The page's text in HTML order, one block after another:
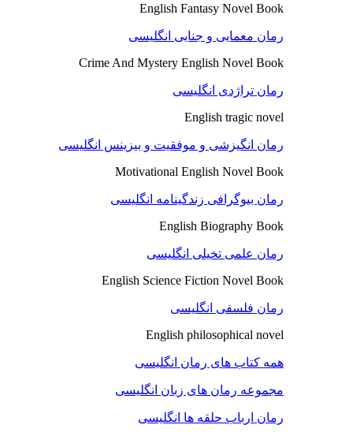
English Fantasy Novel Book
رمان معمایی و جنایی انگلیسی
Crime And Mystery English Novel Book
رمان تراژدی انگلیسی
English tragic novel
رمان انگیزشی و موفقیت و بیزینس انگلیسی
Motivational English Novel Book
رمان بیوگرافی زندگینامه انگلیسی
English Biography Book
رمان علمی تخیلی انگلیسی
English Science Fiction Novel Book
رمان فلسفی انگلیسی
English philosophical novel
همه کتاب های رمان انگلیسی
مجموعه رمان های زبان انگلیسی
رمان ارباب حلقه ها انگلیسی